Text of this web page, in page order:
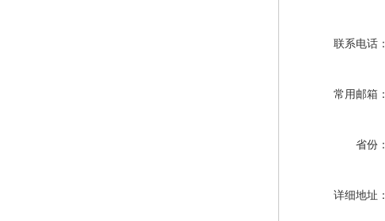
联系电话：
常用邮箱：
省份：
详细地址：